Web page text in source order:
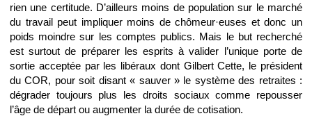
rien une certitude. D’ailleurs moins de population sur le marché
du travail peut impliquer moins de chômeur·euses et donc un
poids moindre sur les comptes publics. Mais le but recherché
est surtout de préparer les esprits à valider l’unique porte de
sortie acceptée par les libéraux dont Gilbert Cette, le président
du COR, pour soit disant « sauver » le système des retraites :
dégrader toujours plus les droits sociaux comme repousser
l’âge de départ ou augmenter la durée de cotisation.